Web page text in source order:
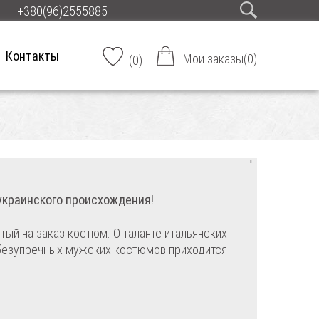
+380(96)2555885
Контакты (0) Мои заказы(0)
происхождения!
на заказ костюм. О таланте итальянских
мужских костюмов приходится
'